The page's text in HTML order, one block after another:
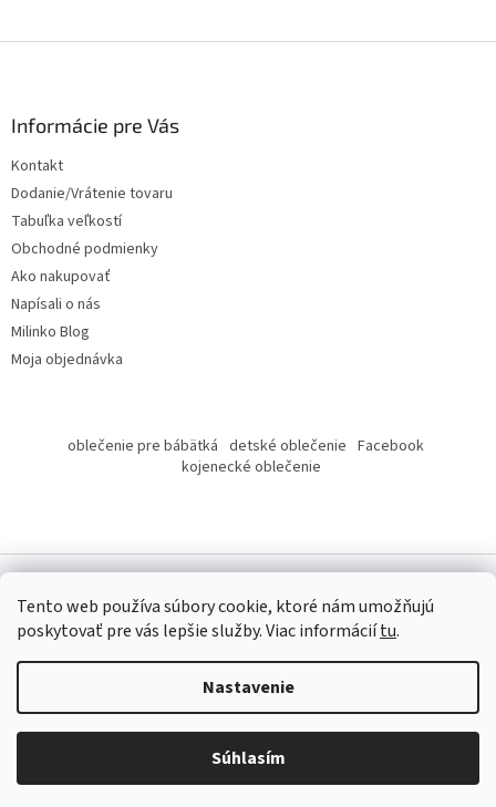
Tento web používa súbory cookie, ktoré nám umožňujú
poskytovať pre vás lepšie služby.Viac informáciítu.
Nastavenie
Súhlasím
Informácie pre Vás
Kontakt
Dodanie/Vrátenie tovaru
Tabuľka veľkostí
Obchodné podmienky
Ako nakupovať
Napísali o nás
Milinko Blog
Moja objednávka
oblečenie pre bábätká detské oblečenie Facebook
kojenecké oblečenie